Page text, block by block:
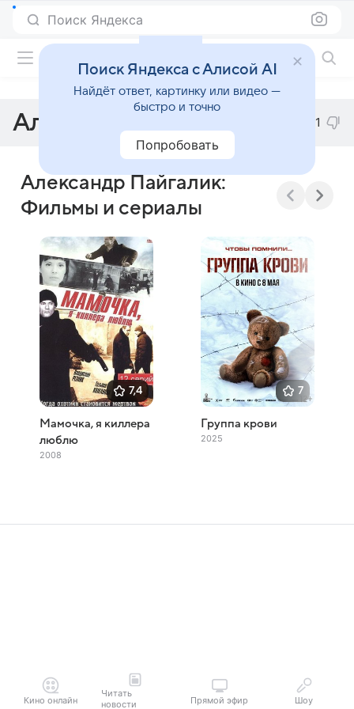
Поиск Яндекса
Александр Пайгалик -1
Александр Пайгалик:
Фильмы и сериалы
7,4
Мамочка, я киллера
люблю
2008
7
Группа крови
2025
Кино онлайн
Читать
новости
Прямой эфир Шоу
Поиск Яндекса с Алисой AI
Найдёт ответ, картинку или видео —
быстро и точно
Попробовать